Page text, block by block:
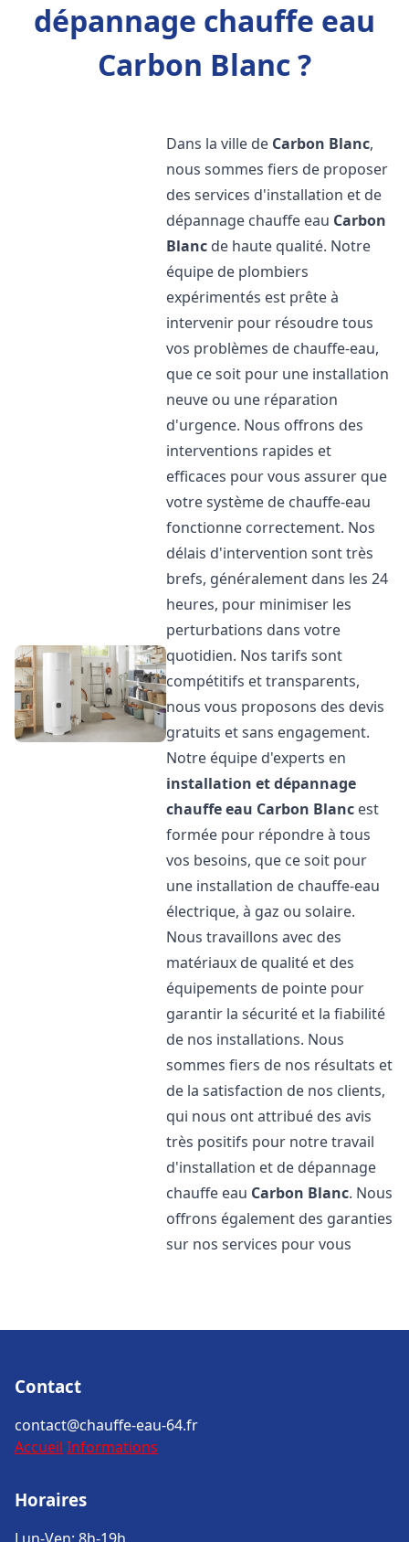
dépannage chauffe eau
Carbon Blanc ?
Dans la ville de Carbon Blanc,
nous sommes fiers de proposer
des services d'installation et de
dépannage chauffe eau Carbon
Blanc de haute qualité. Notre
équipe de plombiers
expérimentés est prête à
intervenir pour résoudre tous
vos problèmes de chauffe-eau,
que ce soit pour une installation
neuve ou une réparation
d'urgence. Nous offrons des
interventions rapides et
efficaces pour vous assurer que
votre système de chauffe-eau
fonctionne correctement. Nos
délais d'intervention sont très
brefs, généralement dans les 24
heures, pour minimiser les
perturbations dans votre
quotidien. Nos tarifs sont
compétitifs et transparents,
nous vous proposons des devis
gratuits et sans engagement.
Notre équipe d'experts en
installation et dépannage
chauffe eau Carbon Blanc est
formée pour répondre à tous
vos besoins, que ce soit pour
une installation de chauffe-eau
électrique, à gaz ou solaire.
Nous travaillons avec des
matériaux de qualité et des
équipements de pointe pour
garantir la sécurité et la fiabilité
de nos installations. Nous
sommes fiers de nos résultats et
de la satisfaction de nos clients,
qui nous ont attribué des avis
très positifs pour notre travail
d'installation et de dépannage
chauffe eau Carbon Blanc. Nous
offrons également des garanties
sur nos services pour vous
Contact
contact@chauffe-eau-64.fr
Accueil Informations
Horaires